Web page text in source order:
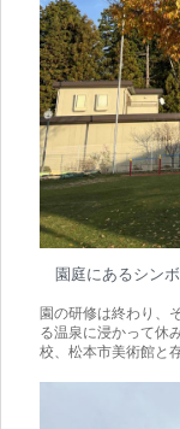
園庭にあるシン
園の研修は終わり、
る温泉に浸かって休
校、松本市美術館と